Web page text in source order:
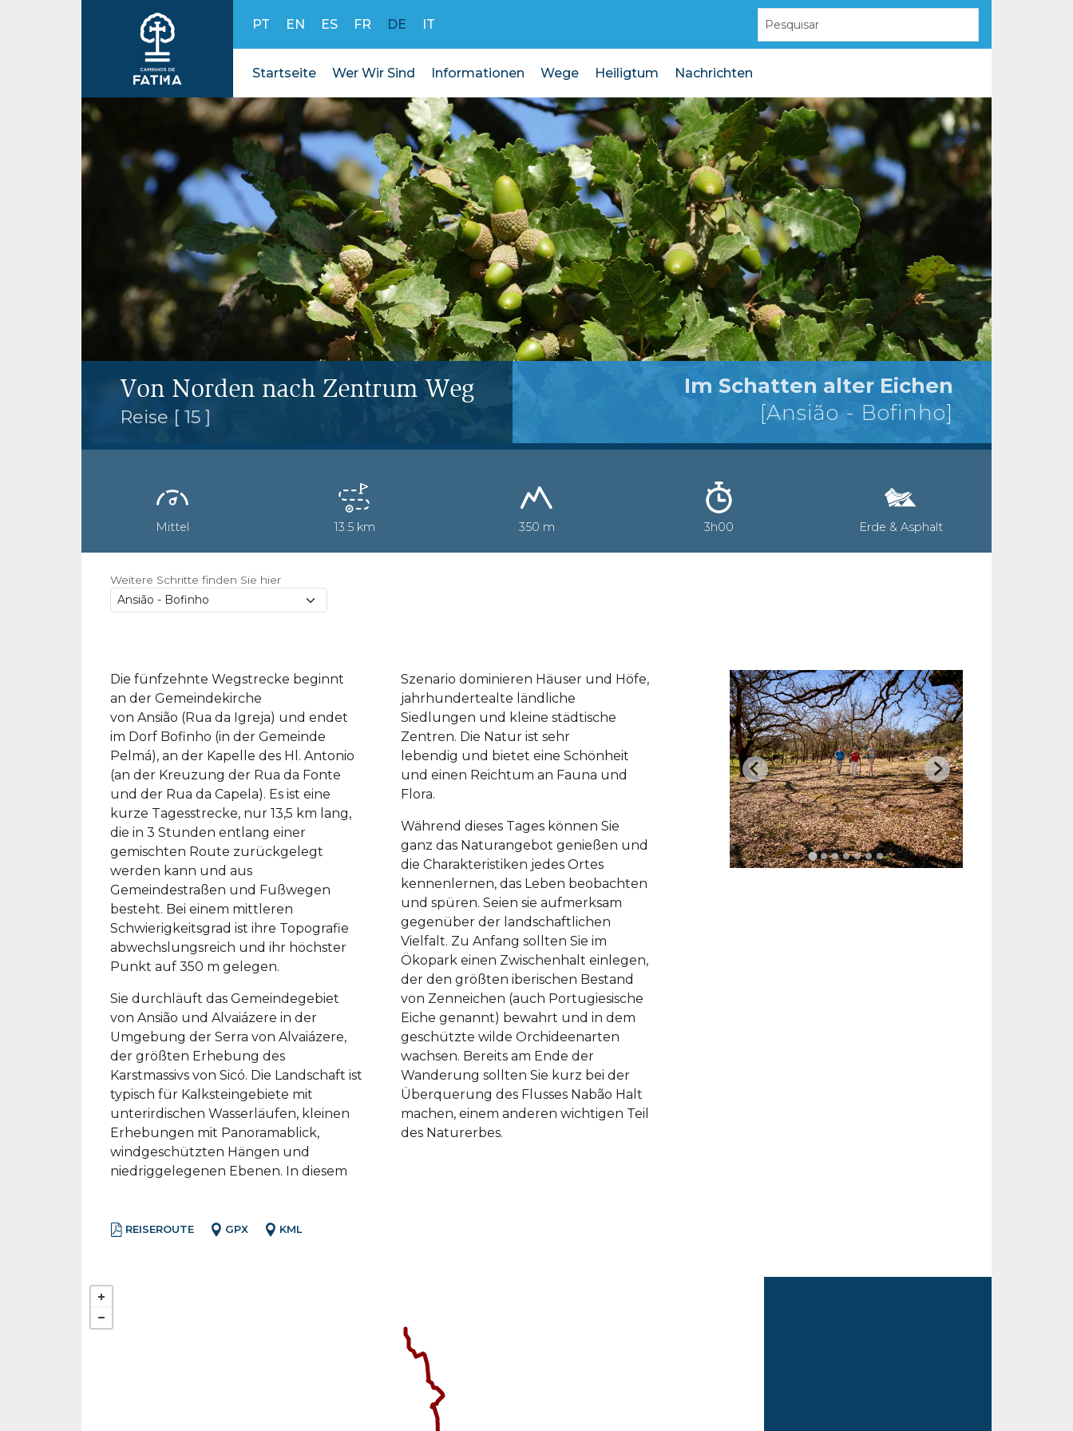
PT
EN ES FR DE IT
Startseite Wer Wir Sind Informationen Wege Heiligtum Nachrichten
Von Norden nach Zentrum Weg
Reise [ 15 ]
Im Schatten alter Eichen
[Ansião - Bofinho]
Mittel 13.5 km 350 m 3h00 Erde & Asphalt
Weitere Schritte finden Sie hier
Die fünfzehnte Wegstrecke beginnt
an der Gemeindekirche
von Ansião (Rua da Igreja) und endet
im Dorf Bofinho (in der Gemeinde
Pelmá), an der Kapelle des Hl. Antonio
(an der Kreuzung der Rua da Fonte
und der Rua da Capela). Es ist eine
kurze Tagesstrecke, nur 13,5 km lang,
die in 3 Stunden entlang einer
gemischten Route zurückgelegt
werden kann und aus
Gemeindestraßen und Fußwegen
besteht. Bei einem mittleren
Schwierigkeitsgrad ist ihre Topografie
abwechslungsreich und ihr höchster
Punkt auf 350 m gelegen.
Sie durchläuft das Gemeindegebiet
von Ansião und Alvaiázere in der
Umgebung der Serra von Alvaiázere,
der größten Erhebung des
Karstmassivs von Sicó. Die Landschaft ist
typisch für Kalksteingebiete mit
unterirdischen Wasserläufen, kleinen
Erhebungen mit Panoramablick,
windgeschützten Hängen und
niedriggelegenen Ebenen. In diesem
Szenario dominieren Häuser und Höfe,
jahrhundertealte ländliche
Siedlungen und kleine städtische
Zentren. Die Natur ist sehr
lebendig und bietet eine Schönheit
und einen Reichtum an Fauna und
Flora.
Während dieses Tages können Sie
ganz das Naturangebot genießen und
die Charakteristiken jedes Ortes
kennenlernen, das Leben beobachten
und spüren. Seien sie aufmerksam
gegenüber der landschaftlichen
Vielfalt. Zu Anfang sollten Sie im
Ökopark einen Zwischenhalt einlegen,
der den größten iberischen Bestand
von Zenneichen (auch Portugiesische
Eiche genannt) bewahrt und in dem
geschützte wilde Orchideenarten
wachsen. Bereits am Ende der
Wanderung sollten Sie kurz bei der
Überquerung des Flusses Nabão Halt
machen, einem anderen wichtigen Teil
des Naturerbes.
REISEROUTE GPX KML